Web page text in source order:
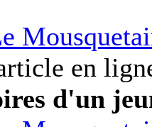
en
d'un